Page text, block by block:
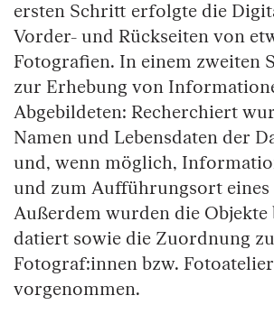
ersten Schritt erfolgte die
Vorder- und Rückseiten von
Fotografien. In einem zweiten
zur Erhebung von
Abgebildeten: Recherchiert
Namen und Lebensdaten der
und, wenn möglich,
und zum Aufführungsort eines
Außerdem wurden die Objekte
datiert sowie die Zuordnung
Fotograf:innen bzw.
vorgenommen.